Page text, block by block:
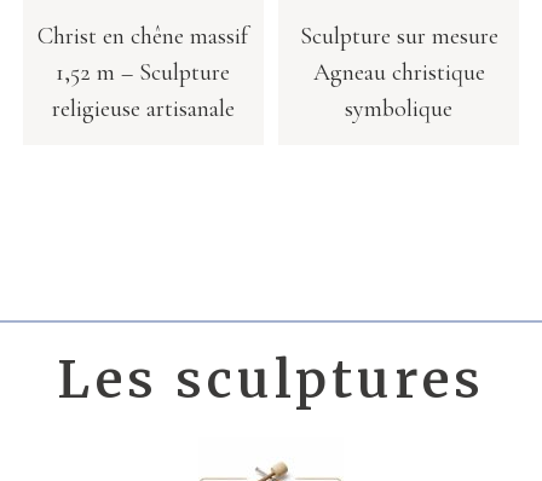
Christ en chêne massif
1,52 m – Sculpture
religieuse artisanale
Sculpture sur mesure
Agneau christique
symbolique
Les sculptures